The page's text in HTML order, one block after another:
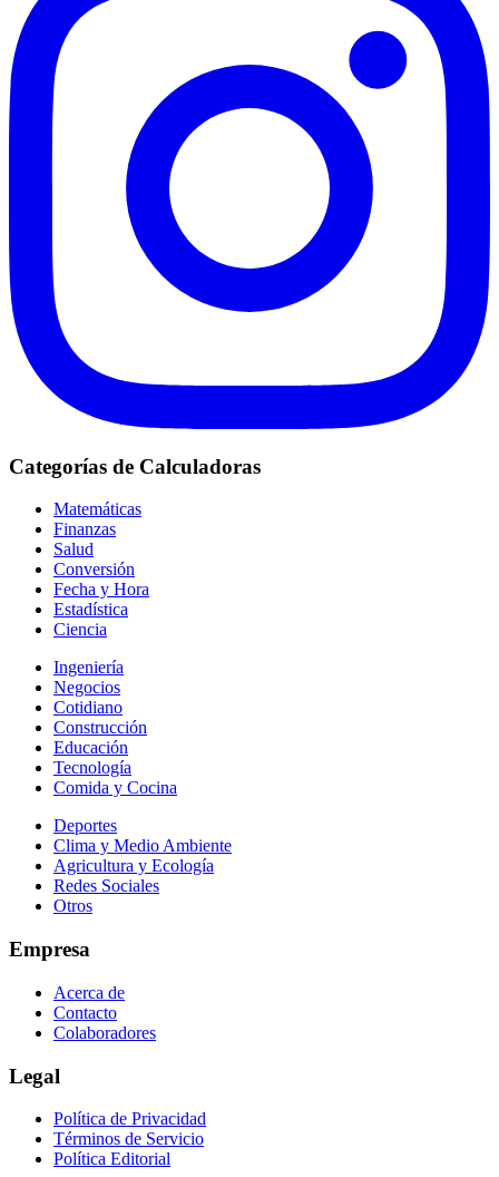
Categorías de Calculadoras
Matemáticas
Finanzas
Salud
Conversión
Fecha y Hora
Estadística
Ciencia
Ingeniería
Negocios
Cotidiano
Construcción
Educación
Tecnología
Comida y Cocina
Deportes
Clima y Medio Ambiente
Agricultura y Ecología
Redes Sociales
Otros
Empresa
Acerca de
Contacto
Colaboradores
Legal
Política de Privacidad
Términos de Servicio
Política Editorial